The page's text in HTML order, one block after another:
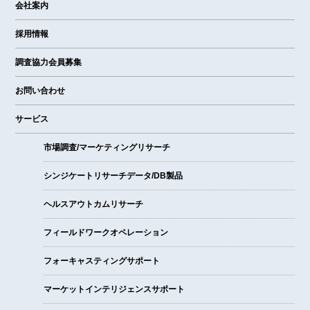
会社案内
採用情報
調査協力会員募集
お問い合わせ
サービス
市場調査/マーケティングリサーチ
シンジケートリサーチデータ/DB製品
ヘルスアウトカムリサーチ
フィールドワークオペレーション
フォーキャスティングサポート
マーケットインテリジェンスサポート